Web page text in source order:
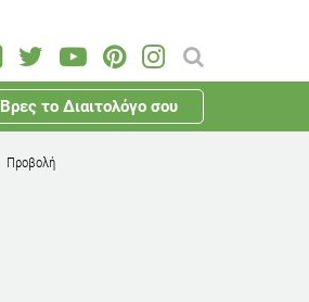
Βρες το Διαιτολόγο σου
Προβολή